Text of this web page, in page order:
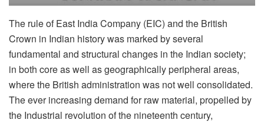
The rule of East India Company (EIC) and the British
Crown in Indian history was marked by several
fundamental and structural changes in the Indian society;
in both core as well as geographically peripheral areas,
where the British administration was not well consolidated.
The ever increasing demand for raw material, propelled by
the Industrial revolution of the nineteenth century,